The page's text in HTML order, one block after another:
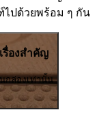
ปด้วยพร้อม ๆ กัน
รื่องสำคัญ
กล่องเท่านั้น